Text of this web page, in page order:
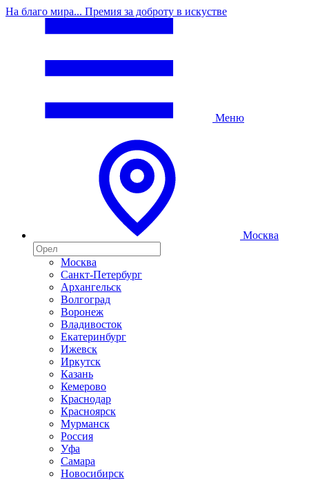
На благо мира... Премия за доброту в искустве
Меню
Москва
Москва
Санкт-Петербург
Архангельск
Волгоград
Воронеж
Владивосток
Екатеринбург
Ижевск
Иркутск
Казань
Кемерово
Краснодар
Красноярск
Мурманск
Россия
Уфа
Самара
Новосибирск